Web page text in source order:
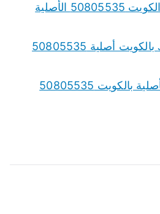
قطع غيار جيلي Geely الكويت 50805535 الأصلية
قطع غيار جيتور Jetour بالكويت أصلية 50805535
قطع غيار بايك BAIC الأصلية بالكويت 50805535